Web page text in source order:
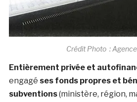
Crédit Photo :
Entièrement privée et
engagé ses fonds propres et
subventions(ministère, région,